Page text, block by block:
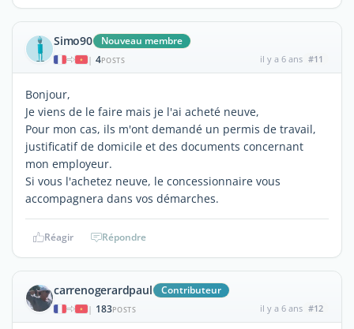
Simo90 Nouveau membre
| 4POSTS il y a 6 ans #11
Bonjour,
Je viens de le faire mais je l'ai acheté neuve,
Pour mon cas, ils m'ont demandé un permis de travail,
justificatif de domicile et des documents concernant
mon employeur.
Si vous l'achetez neuve, le concessionnaire vous
accompagnera dans vos démarches.
Réagir Répondre
carrenogerardpaul Contributeur
| 183POSTS il y a 6 ans #12